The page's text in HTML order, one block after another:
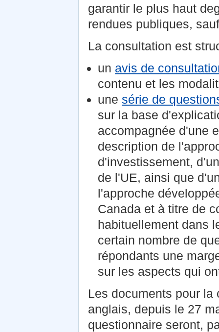
garantir le plus haut
rendues publiques,
La consultation est
un avis de
contenu et les
une série de
sur la base
accompagnée d'une
description de
d'investissement,
de l'UE, ainsi que
l'approche
Canada et à titre de
habituellement dans
certain nombre de
répondants une
sur les aspects qui
Les documents pour
anglais, depuis le 27
questionnaire seront,